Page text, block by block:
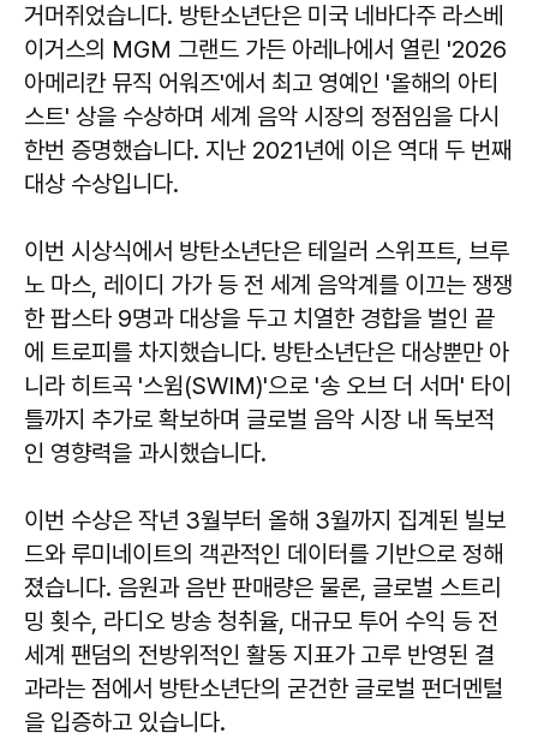
거머쥐었습니다. 방탄소년단은 미국 네바다주 라스베
이거스의 MGM 그랜드 가든 아레나에서 열린 '2026
아메리칸 뮤직 어워즈'에서 최고 영예인 '올해의 아티
스트' 상을 수상하며 세계 음악 시장의 정점임을 다시
한번 증명했습니다. 지난 2021년에 이은 역대 두 번째
대상 수상입니다.
이번 시상식에서 방탄소년단은 테일러 스위프트, 브루
노 마스, 레이디 가가 등 전 세계 음악계를 이끄는 쟁쟁
한 팝스타 9명과 대상을 두고 치열한 경합을 벌인 끝
에 트로피를 차지했습니다. 방탄소년단은 대상뿐만 아
니라 히트곡 '스윔(SWIM)'으로 '송 오브 더 서머' 타이
틀까지 추가로 확보하며 글로벌 음악 시장 내 독보적
인 영향력을 과시했습니다.
이번 수상은 작년 3월부터 올해 3월까지 집계된 빌보
드와 루미네이트의 객관적인 데이터를 기반으로 정해
졌습니다. 음원과 음반 판매량은 물론, 글로벌 스트리
밍 횟수, 라디오 방송 청취율, 대규모 투어 수익 등 전
세계 팬덤의 전방위적인 활동 지표가 고루 반영된 결
과라는 점에서 방탄소년단의 굳건한 글로벌 펀더멘털
을 입증하고 있습니다.